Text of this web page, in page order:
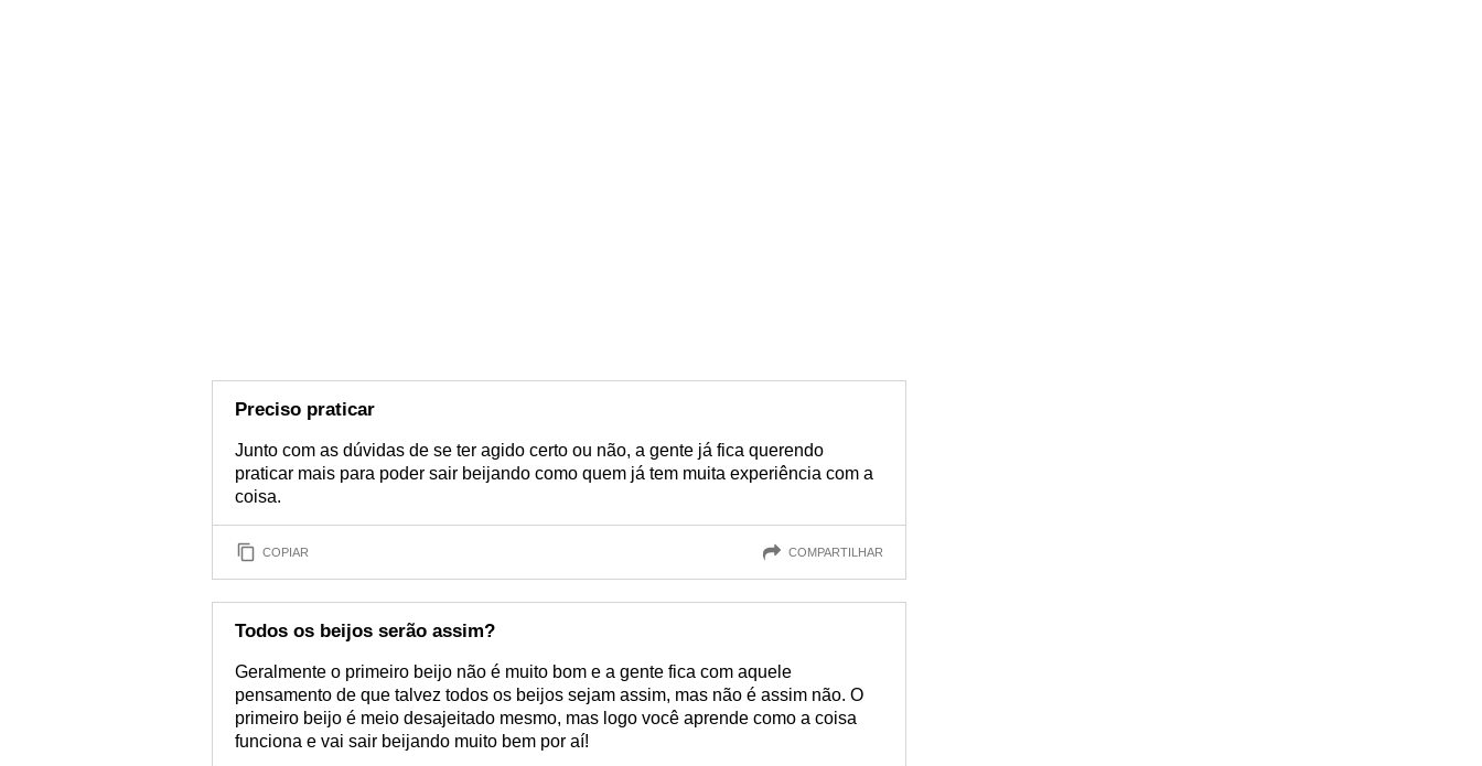
Preciso praticar
Junto com as dúvidas de se ter agido certo ou não, a gente já fica querendo
praticar mais para poder sair beijando como quem já tem muita experiência com a
coisa.
COPIAR COMPARTILHAR
Todos os beijos serão assim?
Geralmente o primeiro beijo não é muito bom e a gente fica com aquele
pensamento de que talvez todos os beijos sejam assim, mas não é assim não. O
primeiro beijo é meio desajeitado mesmo, mas logo você aprende como a coisa
funciona e vai sair beijando muito bem por aí!